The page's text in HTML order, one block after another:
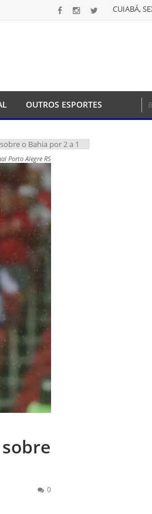
CUIABÁ,
OUTROS ESPORTES
o Bahia por 2 a 1
Porto Alegre RS
0